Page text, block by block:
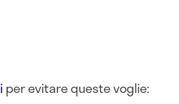
per evitare queste voglie: